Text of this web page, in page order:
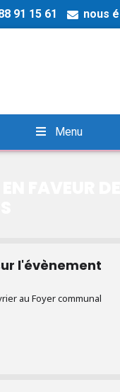
91 15 61 nous
Menu
FAVEUR
l'évènement
au Foyer communal